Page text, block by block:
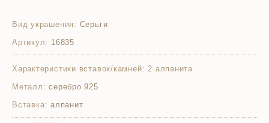
Вид украшения: Серьги
Артикул: 16835
Характеристики вставок/камней: 2 алпанита
Металл: серебро 925
Вставка: алпанит